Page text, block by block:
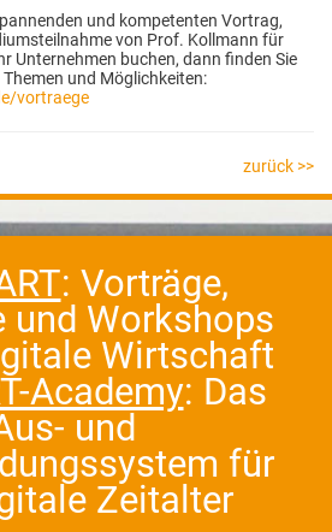
und kompetenten Vortrag,
von Prof. Kollmann für
Unternehmen buchen, dann finden Sie
und Möglichkeiten:
vortraege
zurück >>
: Vorträge,
und Workshops
Wirtschaft
Academy: Das
und
für
Zeitalter